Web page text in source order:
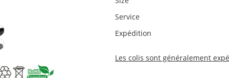
Service
Expédition
Les colis sont généralement